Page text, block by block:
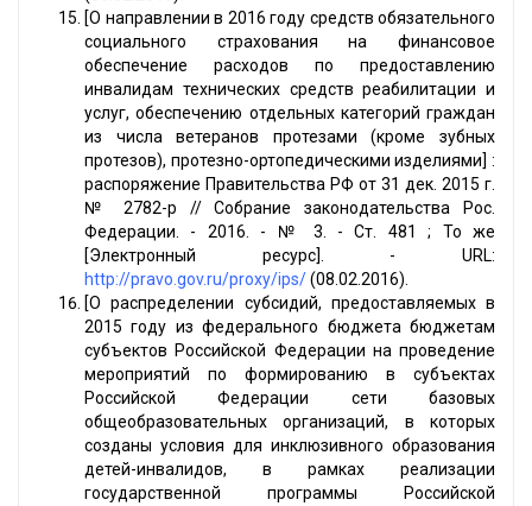
[О направлении в 2016 году средств обязательного
социального страхования на финансовое
обеспечение расходов по предоставлению
инвалидам технических средств реабилитации и
услуг, обеспечению отдельных категорий граждан
из числа ветеранов протезами (кроме зубных
протезов), протезно-ортопедическими изделиями] :
распоряжение Правительства РФ от 31 дек. 2015 г.
№ 2782-р // Собрание законодательства Рос.
Федерации. - 2016. - № 3. - Ст. 481 ; То же
[Электронный ресурс]. - URL:
http://pravo.gov.ru/proxy/ips/(08.02.2016).
[О распределении субсидий, предоставляемых в
2015 году из федерального бюджета бюджетам
субъектов Российской Федерации на проведение
мероприятий по формированию в субъектах
Российской Федерации сети базовых
общеобразовательных организаций, в которых
созданы условия для инклюзивного образования
детей-инвалидов, в рамках реализации
государственной программы Российской